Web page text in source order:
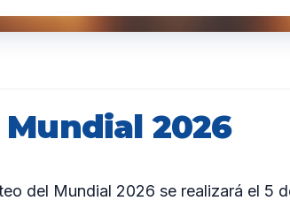
2026
del Mundial 2026 se realizará el 5